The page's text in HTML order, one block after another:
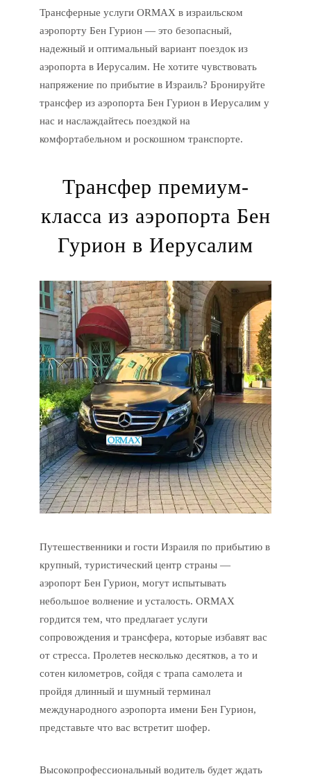
Трансферные услуги ORMAX в израильском
аэропорту Бен Гурион — это безопасный,
надежный и оптимальный вариант поездок из
аэропорта в Иерусалим. Не хотите чувствовать
напряжение по прибытие в Израиль? Бронируйте
трансфер из аэропорта Бен Гурион в Иерусалим у
нас и наслаждайтесь поездкой на
комфортабельном и роскошном транспорте.
Трансфер премиум-
класса из аэропорта Бен
Гурион в Иерусалим
Путешественники и гости Израиля по прибытию в
крупный, туристический центр страны —
аэропорт Бен Гурион, могут испытывать
небольшое волнение и усталость. ORMAX
гордится тем, что предлагает услуги
сопровождения и трансфера, которые избавят вас
от стресса. Пролетев несколько десятков, а то и
сотен километров, сойдя с трапа самолета и
пройдя длинный и шумный терминал
международного аэропорта имени Бен Гурион,
представьте что вас встретит шофер.
Высокопрофессиональный водитель будет ждать